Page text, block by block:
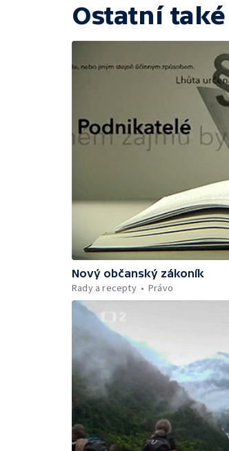
Ostatní
Nový občanský zákoník
Rady a recepty
Právo